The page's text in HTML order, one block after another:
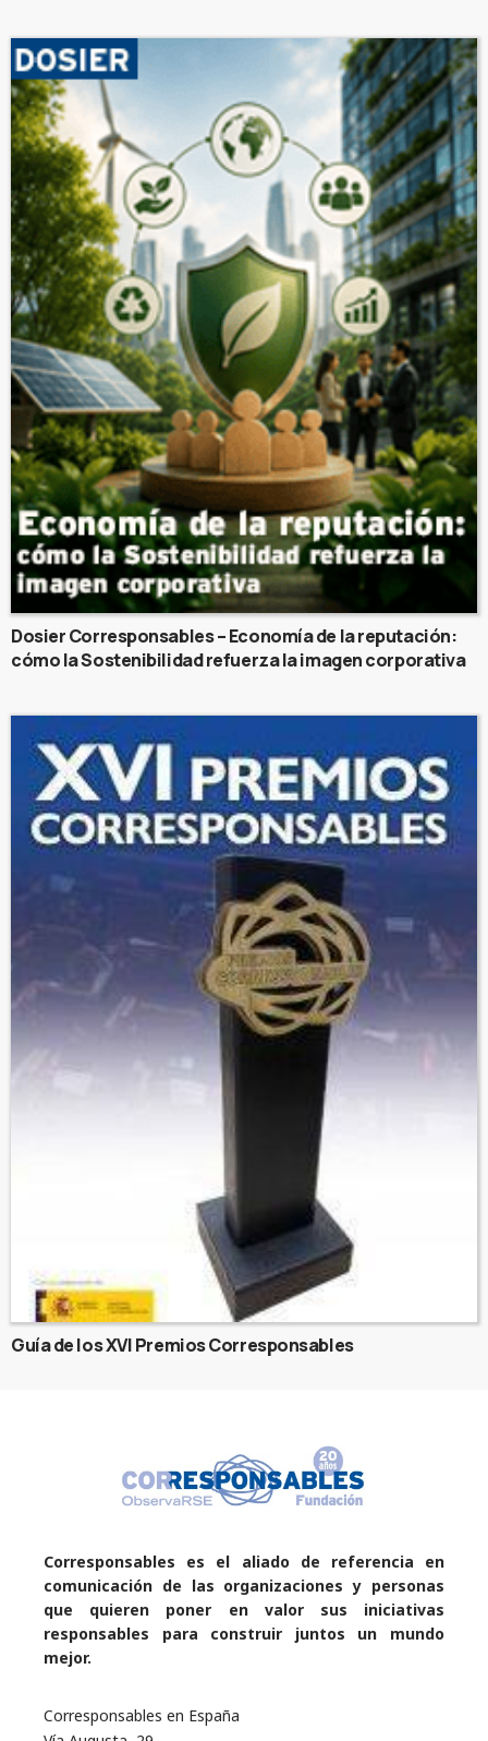
Dosier Corresponsables – Economía de la reputación:
cómo la Sostenibilidad refuerza la imagen corporativa
Guía de los XVI Premios Corresponsables
Corresponsables es el aliado de referencia en
comunicación de las organizaciones y personas
que quieren poner en valor sus iniciativas
responsables para construir juntos un mundo
mejor.
Corresponsables en España